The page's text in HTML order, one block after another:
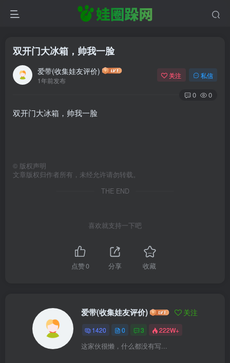
双开门大冰箱，帅我一脸
爱带(收集娃友评价)
1年前发布
关注 私信
0 0
双开门大冰箱，帅我一脸
© 版权声明
文章版权归作者所有，未经允许请勿转载。
THE END
喜欢就支持一下吧
点赞0 分享 收藏
爱带(收集娃友评价) 关注
1420 0 3 222W+
这家伙很懒，什么都没有写...